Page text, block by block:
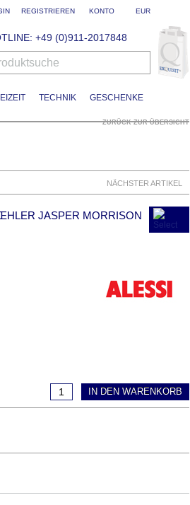
EUR
KONTO
REGISTRIEREN
TECHNIK
GESCHENKE
+49 (0)911-2017848
ZURÜCK ZUR ÜBERSICHT
NÄCHSTER ARTIKEL
JASPER MORRISON
IN DEN WARENKORB